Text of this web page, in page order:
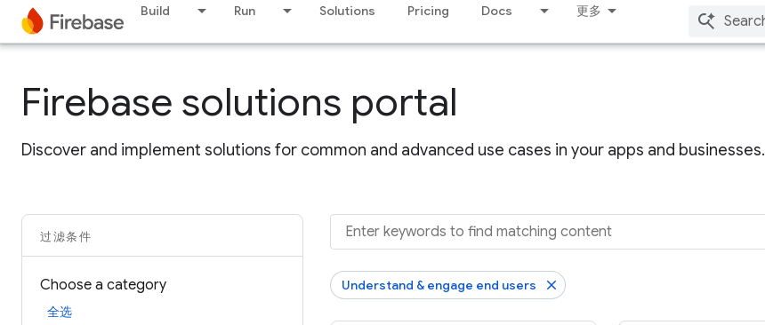
Build Run Solutions Pricing Docs 更多
Firebase solutions portal
Discover and implement solutions for common and advanced use cases in your apps and businesses.
过滤条件
Choose a category
全选
Understand & engage end users